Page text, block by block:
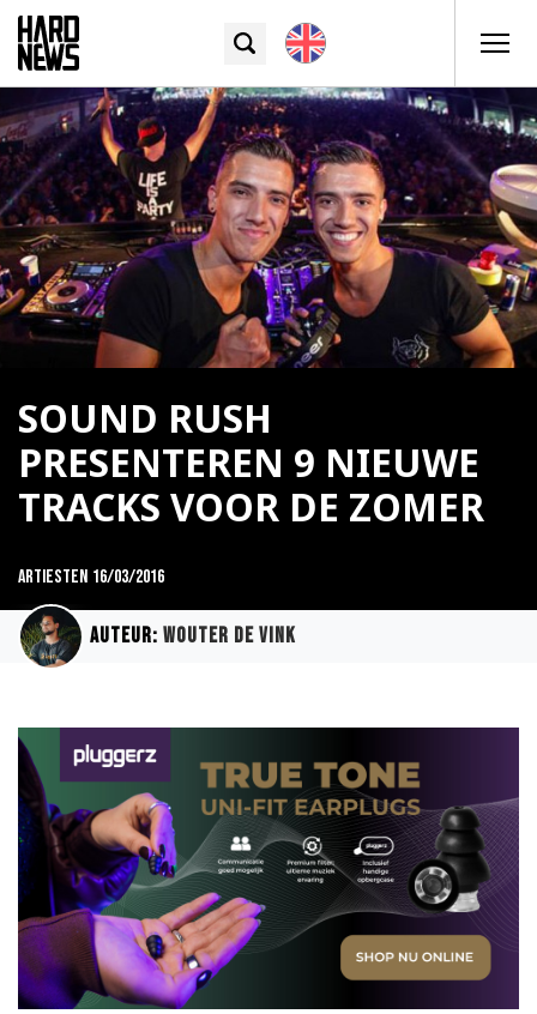
SOUND RUSH
PRESENTEREN 9 NIEUWE
TRACKS VOOR DE ZOMER
Artiesten 16/03/2016
Auteur: Wouter de Vink